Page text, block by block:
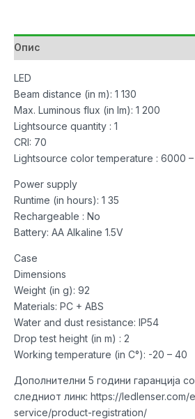
Опис
LED
Beam distance (in m): 1 130
Max. Luminous flux (in lm): 1 200
Lightsource quantity : 1
CRI: 70
Lightsource color temperature : 6000
Power supply
Runtime (in hours): 1 35
Rechargeable : No
Battery: AA Alkaline 1.5V
Case
Dimensions
Weight (in g): 92
Materials: PC + ABS
Water and dust resistance: IP54
Drop test height (in m) : 2
Working temperature (in C°): -20 – 40
Дополнителни 5 години гаранција
следниот линк: https://ledlenser.com/
service/product-registration/